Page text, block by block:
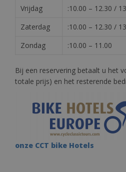
Vrijdag
:10.00 – 12.30 /
Zaterdag
:10.00 – 12.30 /
Zondag
:10.00 – 11.00
Bij een reservering betaalt u het
totale prijs) en het resterende
onze CCT bike Hotels